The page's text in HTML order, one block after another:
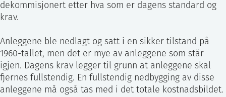
dekommisjonert etter hva som er dagens standard og
krav.
Anleggene ble nedlagt og satt i en sikker tilstand på
1960-tallet, men det er mye av anleggene som står
igjen. Dagens krav legger til grunn at anleggene skal
fjernes fullstendig. En fullstendig nedbygging av disse
anleggene må også tas med i det totale kostnadsbildet.